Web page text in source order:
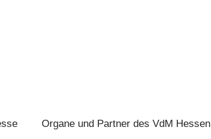
Organe und Partner des VdM Hessen